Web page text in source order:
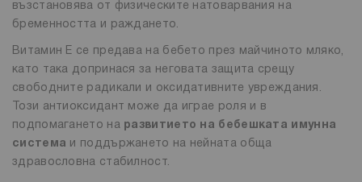
възстановява от физическите натоварвания на
бременността и раждането.
Витамин Е се предава на бебето през майчиното мляко,
като така допринася за неговата защита срещу
свободните радикали и оксидативните увреждания.
Този антиоксидант може да играе роля и в
подпомагането на развитието на бебешката имунна
система и поддържането на нейната обща
здравословна стабилност.